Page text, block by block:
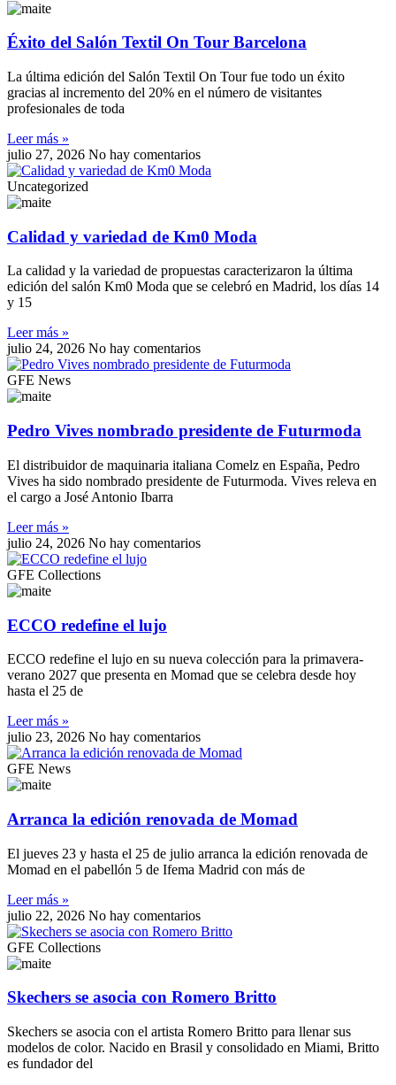
Éxito del Salón Textil On Tour Barcelona
La última edición del Salón Textil On Tour fue todo un éxito
gracias al incremento del 20% en el número de visitantes
profesionales de toda
Leer más »
julio 27, 2026 No hay comentarios
Uncategorized
Calidad y variedad de Km0 Moda
La calidad y la variedad de propuestas caracterizaron la última
edición del salón Km0 Moda que se celebró en Madrid, los días 14
y 15
Leer más »
julio 24, 2026 No hay comentarios
GFE News
Pedro Vives nombrado presidente de Futurmoda
El distribuidor de maquinaria italiana Comelz en España, Pedro
Vives ha sido nombrado presidente de Futurmoda. Vives releva en
el cargo a José Antonio Ibarra
Leer más »
julio 24, 2026 No hay comentarios
GFE Collections
ECCO redefine el lujo
ECCO redefine el lujo en su nueva colección para la primavera-
verano 2027 que presenta en Momad que se celebra desde hoy
hasta el 25 de
Leer más »
julio 23, 2026 No hay comentarios
GFE News
Arranca la edición renovada de Momad
El jueves 23 y hasta el 25 de julio arranca la edición renovada de
Momad en el pabellón 5 de Ifema Madrid con más de
Leer más »
julio 22, 2026 No hay comentarios
GFE Collections
Skechers se asocia con Romero Britto
Skechers se asocia con el artista Romero Britto para llenar sus
modelos de color. Nacido en Brasil y consolidado en Miami, Britto
es fundador del